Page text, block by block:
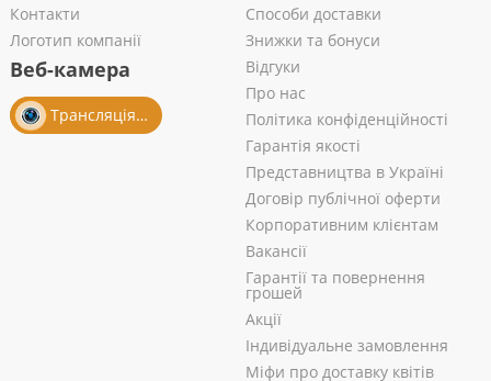
Контакти
Логотип компанії
Веб-камера
Трансляція із салону
Способи доставки
Знижки та бонуси
Відгуки
Про нас
Політика конфіденційності
Гарантія якості
Представництва в Україні
Договір публічної оферти
Корпоративним клієнтам
Вакансії
Гарантії та повернення
грошей
Акції
Індивідуальне замовлення
Міфи про доставку квітів